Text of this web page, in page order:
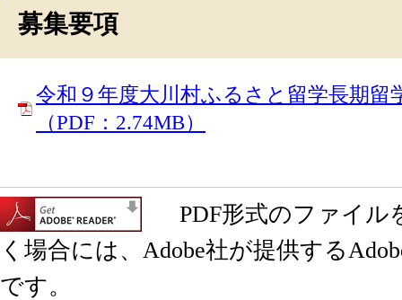
募集要項
令和９年度大川村ふるさと留学長期留
（PDF：2.74MB）
PDF形式のファイル
く場合には、Adobe社が提供する
です。